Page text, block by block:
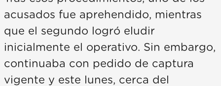
acusados fue aprehendido, mientras
que el segundo logró eludir
inicialmente el operativo. Sin embargo,
continuaba con pedido de captura
vigente y este lunes, cerca del